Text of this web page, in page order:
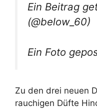
Ein Beitrag
(@below_60)
Ein Foto
Zu den drei neuen
rauchigen Düfte